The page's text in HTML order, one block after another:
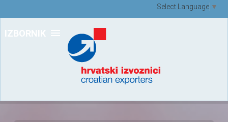
IZBORNIK
Select Language ▼